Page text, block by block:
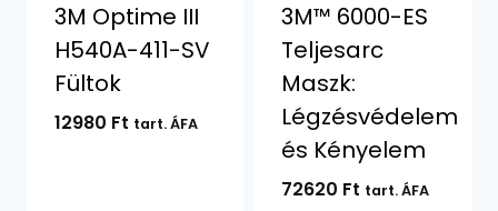
3M Optime III
H540A-411-SV
Fültok
12980 Ft tart. ÁFA
3M™ 6000-ES
Teljesarc
Maszk:
Légzésvédelem
és Kényelem
72620 Ft tart. ÁFA